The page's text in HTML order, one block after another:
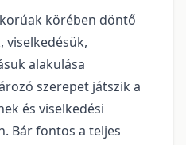
körében döntő
viselkedésük,
alakulása
szerepet játszik a
és viselkedési
Bár fontos a teljes